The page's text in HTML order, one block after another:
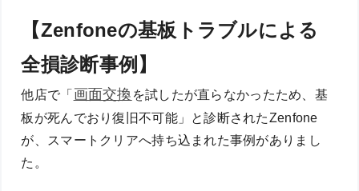
【Zenfoneの基板トラブルによる
全損診断事例】
他店で「 画面交換 を試したが直らなかったため、基
板が死んでおり復旧不可能」と診断されたZenfone
が、スマートクリアへ持ち込まれた事例がありまし
た。